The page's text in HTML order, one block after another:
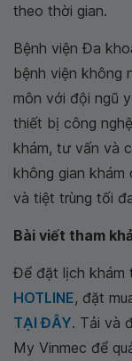
theo thời gian.
Bệnh viện Đa
bệnh viện không
môn với đội ngũ
thiết bị công
khám, tư vấn và
không gian khám
và tiệt trùng tối
Bài viết tham
Để đặt lịch khám
HOTLINE, đặt
TẠI ĐÂY. Tải và
My Vinmec để